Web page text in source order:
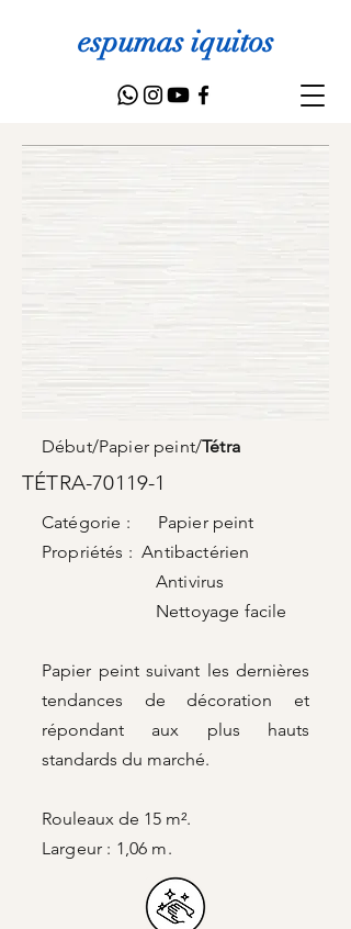
espumas iquitos
Début/Papier peint/Tétra
TÉTRA-70119-1
Catégorie : Papier peint
Propriétés : Antibactérien
Antivirus
Nettoyage facile
Papier peint suivant les dernières
tendances de décoration et
répondant aux plus hauts
standards du marché.
Rouleaux de 15 m².
Largeur : 1,06 m.